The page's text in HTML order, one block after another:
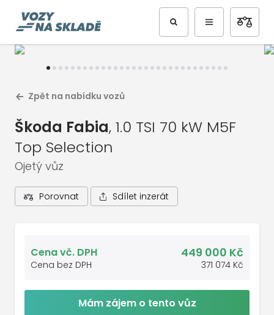
Zpět na nabídku vozů
Škoda Fabia, 1.0 TSI 70 kW M5F
Top Selection
Ojetý vůz
Porovnat Sdílet inzerát
Cena vč. DPH 449 000 Kč
Cena bez DPH 371 074 Kč
Mám zájem o tento vůz